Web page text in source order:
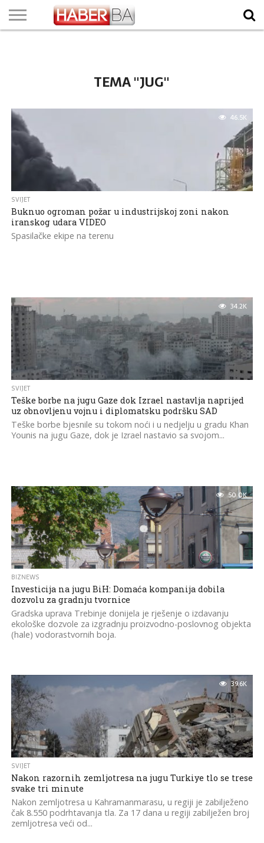
TEMA "JUG"
46.5K
SVIJET
Buknuo ogroman požar u industrijskoj zoni nakon
iranskog udara VIDEO
Spasilačke ekipe na terenu
34.2K
SVIJET
Teške borbe na jugu Gaze dok Izrael nastavlja naprijed
uz obnovljenu vojnu i diplomatsku podršku SAD
Teške borbe bjesnile su tokom noći i u nedjelju u gradu Khan
Younis na jugu Gaze, dok je Izrael nastavio sa svojom...
50.0K
BIZNEWS
Investicija na jugu BiH: Domaća kompanija dobila
dozvolu za gradnju tvornice
Gradska uprava Trebinje donijela je rješenje o izdavanju
ekološke dozvole za izgradnju proizvodno-poslovnog objekta
(hale) vodorastvornih boja.
39.6K
SVIJET
Nakon razornih zemljotresa na jugu Turkiye tlo se trese
svake tri minute
Nakon zemljotresa u Kahramanmarasu, u regiji je zabilježeno
čak 8.550 podrhtavanja tla. Za 17 dana u regiji zabilježen broj
zemljotresa veći od...